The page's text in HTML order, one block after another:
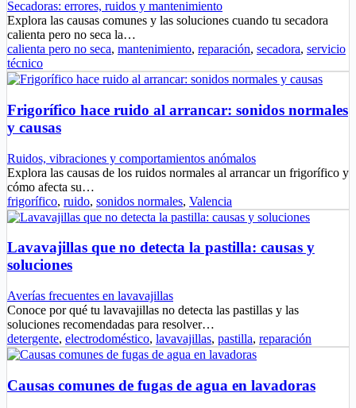
Secadoras: errores, ruidos y mantenimiento
Explora las causas comunes y las soluciones cuando tu secadora
calienta pero no seca la…
calienta pero no seca, mantenimiento, reparación, secadora, servicio
técnico
Frigorífico hace ruido al arrancar: sonidos normales
y causas
Ruidos, vibraciones y comportamientos anómalos
Explora las causas de los ruidos normales al arrancar un frigorífico y
cómo afecta su…
frigorífico, ruido, sonidos normales, Valencia
Lavavajillas que no detecta la pastilla: causas y
soluciones
Averías frecuentes en lavavajillas
Conoce por qué tu lavavajillas no detecta las pastillas y las
soluciones recomendadas para resolver…
detergente, electrodoméstico, lavavajillas, pastilla, reparación
Causas comunes de fugas de agua en lavadoras